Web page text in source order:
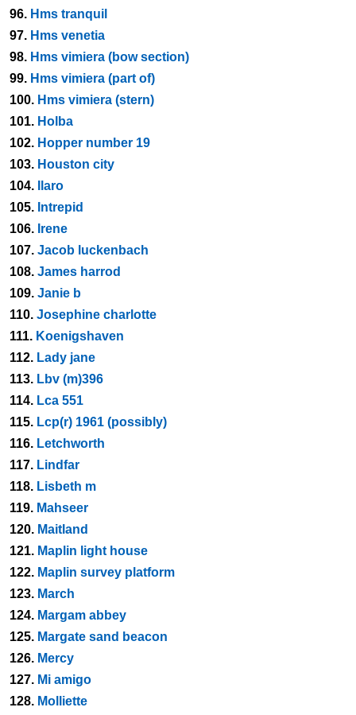
96. Hms tranquil
97. Hms venetia
98. Hms vimiera (bow section)
99. Hms vimiera (part of)
100. Hms vimiera (stern)
101. Holba
102. Hopper number 19
103. Houston city
104.
Ilaro
105. Intrepid
106. Irene
107. Jacob luckenbach
108. James harrod
109. Janie b
110. Josephine charlotte
111. Koenigshaven
112. Lady jane
113. Lbv (m)396
114. Lca 551
115. Lcp(r) 1961 (possibly)
116. Letchworth
117. Lindfar
118. Lisbeth m
119. Mahseer
120. Maitland
121. Maplin light house
122. Maplin survey platform
123. March
124. Margam abbey
125. Margate sand beacon
126. Mercy
127. Mi amigo
128. Molliette